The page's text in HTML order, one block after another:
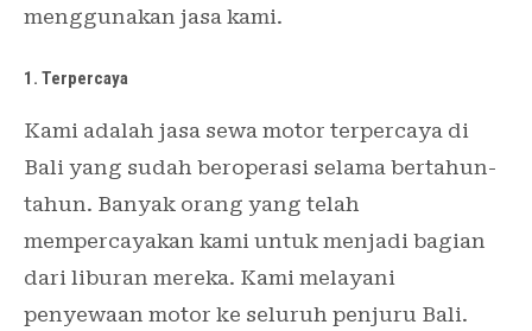
menggunakan jasa kami.
1. Terpercaya
Kami adalah jasa sewa motor terpercaya di
Bali yang sudah beroperasi selama bertahun-
tahun. Banyak orang yang telah
mempercayakan kami untuk menjadi bagian
dari liburan mereka. Kami melayani
penyewaan motor ke seluruh penjuru Bali.